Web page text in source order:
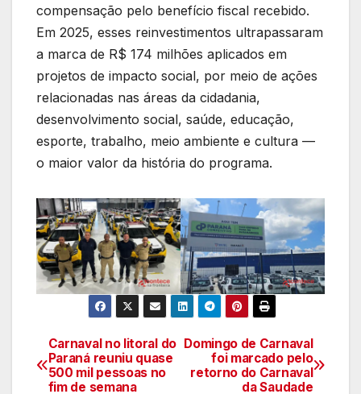
compensação pelo benefício fiscal recebido.
Em 2025, esses reinvestimentos ultrapassaram
a marca de R$ 174 milhões aplicados em
projetos de impacto social, por meio de ações
relacionadas nas áreas da cidadania,
desenvolvimento social, saúde, educação,
esporte, trabalho, meio ambiente e cultura —
o maior valor da história do programa.
Navegação
de
Domingo de Carnaval
foi marcado pelo
retorno do Carnaval
da Saudade
Carnaval no litoral do
Paraná reuniu quase
500 mil pessoas no
fim de semana